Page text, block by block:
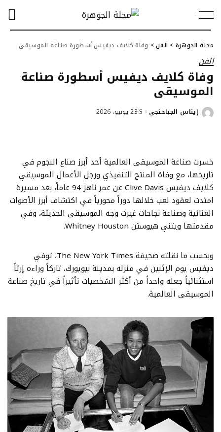
مجلة الجوهرة > الفن> وفاة كلايف ديفيس أسطورة صناعة الموسيقى
الفن
وفاة كلايف ديفيس أسطورة صناعة
الموسيقى
Posted
إيناس الجباخنجي 23 يونيو، 2026
خسرت صناعة الموسيقى العالمية أحد أبرز صناع النجوم في
تاريخها، مع وفاة المنتج التنفيذي ورجل الأعمال الموسيقي
كلايف ديفيس Clive Davis عن عمر ناهز 94 عاماً، بعد مسيرة
امتدت لعقود لعب خلالها دوراً محورياً في اكتشاف أبرز الأصوات
الغنائية وصناعة نجاحات غيرت وجه الموسيقى الحديثة، وفي
مقدمتها ويتني هيوستن Whitney Houston.
وبحسب ما نقلته صحيفة The New York Times، توفي
ديفيس يوم الإثنين في منزله بمدينة نيويورك، تاركاً وراءه إرثاً
استثنائياً جعله واحداً من أكثر الشخصيات تأثيراً في تاريخ صناعة
الموسيقى العالمية.